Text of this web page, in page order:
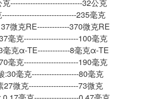
-----------------------------32公克
235毫克
微克RE-------------370微克RE
毫克----------------------100毫克
毫克α-TE-------------8毫克α-TE
毫克----------------------190毫克
:30毫克-------------------80毫克
27微克--------------------73微克